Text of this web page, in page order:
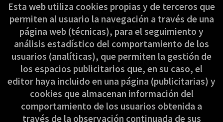
Política de privacidad
Política de Cookies
ATENCIÓN AL CLIENTE
Quiénes somos
Pedidos especiales
Formulario de desistimiento
Esta web utiliza cookies propias y de terceros que
permiten al usuario la navegación a través de una
página web (técnicas), para el seguimiento y
análisis estadístico del comportamiento de los
usuarios (analíticas), que permiten la gestión de
los espacios publicitarios que, en su caso, el
editor haya incluido en una página (publicitarias) y
cookies que almacenan información del
comportamiento de los usuarios obtenida a
través de la observación continuada de sus